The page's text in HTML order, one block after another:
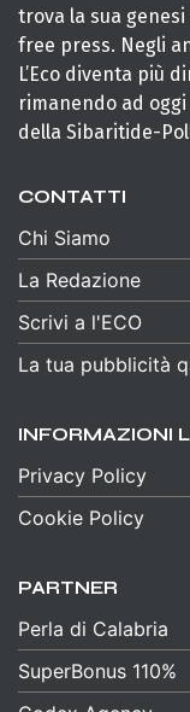
trova la sua
free press. Negli
L’Eco diventa più
rimanendo ad
della Sibaritide-
CONTATTI
Chi Siamo
La Redazione
Scrivi a l'ECO
La tua pubblicità
INFORMAZIONI
Privacy Policy
Cookie Policy
PARTNER
Perla di Calabria
SuperBonus 110%